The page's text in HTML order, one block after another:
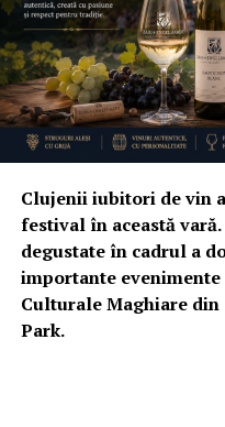
Clujenii iubitori de vin
festival în această
degustate în cadrul a
importante
Culturale Maghiare
Park.